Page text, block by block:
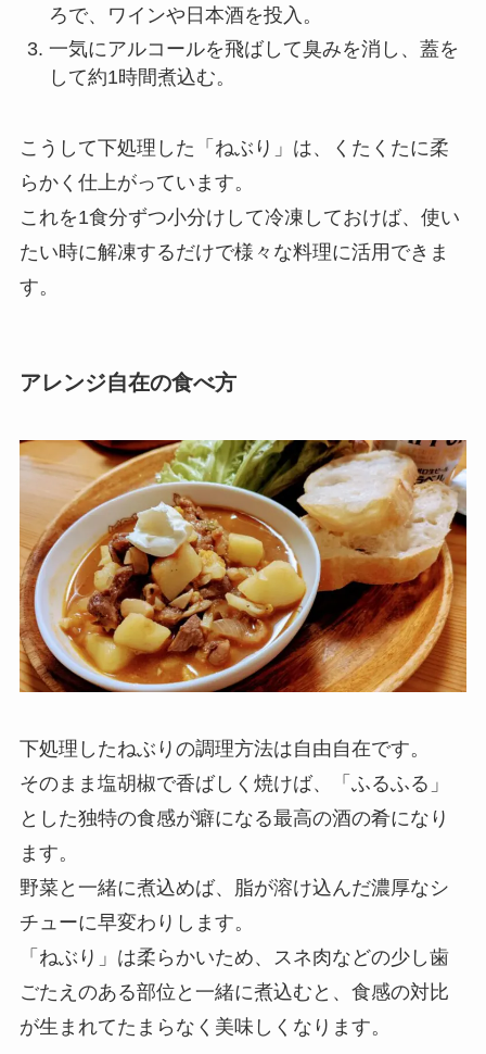
ろで、ワインや日本酒を投入。
一気にアルコールを飛ばして臭みを消し、蓋を
して約1時間煮込む。
こうして下処理した「ねぶり」は、くたくたに柔
らかく仕上がっています。
これを1食分ずつ小分けして冷凍しておけば、使い
たい時に解凍するだけで様々な料理に活用できま
す。
アレンジ自在の食べ方
下処理したねぶりの調理方法は自由自在です。
そのまま塩胡椒で香ばしく焼けば、「ふるふる」
とした独特の食感が癖になる最高の酒の肴になり
ます。
野菜と一緒に煮込めば、脂が溶け込んだ濃厚なシ
チューに早変わりします。
「ねぶり」は柔らかいため、スネ肉などの少し歯
ごたえのある部位と一緒に煮込むと、食感の対比
が生まれてたまらなく美味しくなります。